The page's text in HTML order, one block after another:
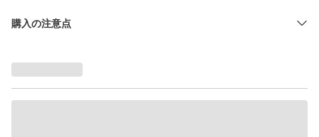
購入の注意点